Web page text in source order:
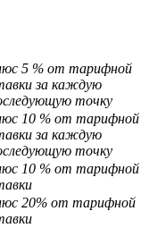
5 % от тарифной
за каждую
точку
10 % от тарифной
за каждую
точку
10 % от тарифной
20% от тарифной